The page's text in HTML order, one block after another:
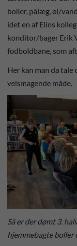
boller, pålæg, øl/
idet en af Elins
konditor/bager Erik
fodboldbane, som
Her kan man da tale
velsmagende måde.
Så er der dømt 3.
hjemmebagte boller